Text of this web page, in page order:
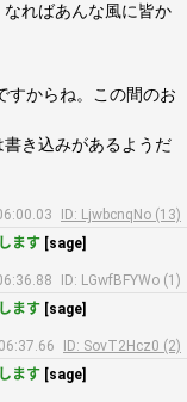
ればあんな風に皆か
すからね。この間のお
き込みがあるようだ
ID: LjwbcnqNo (13)
ます [sage]
ID: LGwfBFYWo (1)
ます [sage]
ID: SovT2Hcz0 (2)
ます [sage]